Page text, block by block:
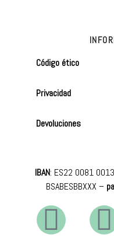
Código ético
Privacidad
Devoluciones
IBAN: ES22 0081
BSABESBBXXX –